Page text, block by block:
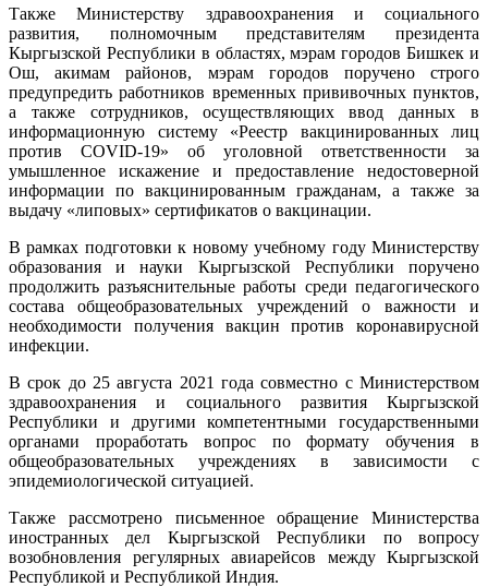
Также Министерству здравоохранения и социального
развития, полномочным представителям президента
Кыргызской Республики в областях, мэрам городов Бишкек и
Ош, акимам районов, мэрам городов поручено строго
предупредить работников временных прививочных пунктов,
а также сотрудников, осуществляющих ввод данных в
информационную систему «Реестр вакцинированных лиц
против COVID-19» об уголовной ответственности за
умышленное искажение и предоставление недостоверной
информации по вакцинированным гражданам, а также за
выдачу «липовых» сертификатов о вакцинации.
В рамках подготовки к новому учебному году Министерству
образования и науки Кыргызской Республики поручено
продолжить разъяснительные работы среди педагогического
состава общеобразовательных учреждений о важности и
необходимости получения вакцин против коронавирусной
инфекции.
В срок до 25 августа 2021 года совместно с Министерством
здравоохранения и социального развития Кыргызской
Республики и другими компетентными государственными
органами проработать вопрос по формату обучения в
общеобразовательных учреждениях в зависимости с
эпидемиологической ситуацией.
Также рассмотрено письменное обращение Министерства
иностранных дел Кыргызской Республики по вопросу
возобновления регулярных авиарейсов между Кыргызской
Республикой и Республикой Индия.